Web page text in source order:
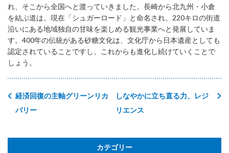
れ、そこから全国へと渡っていきました。長崎から北九州・小倉
を結ぶ道は、現在「シュガーロード」と命名され、220キロの街道
沿いにある地域独自の甘味を楽しめる観光事業へと発展していま
す。400年の伝統がある砂糖文化は、文化庁から日本遺産としても
認定されていることですし、これからも進化し続けていくことで
しょう。
しなやかに立ち直る力、レジ
リエンス
経済回復の主軸グリーンリカ
バリー
カテゴリー